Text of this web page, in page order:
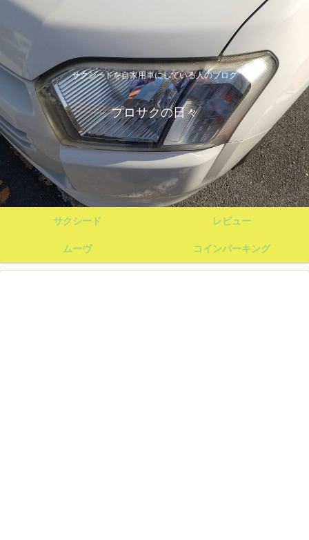
サクシードを自家用車にしている人のブログ
プロサクの日々
サクシード レビュー
ムーヴ コインパーキング